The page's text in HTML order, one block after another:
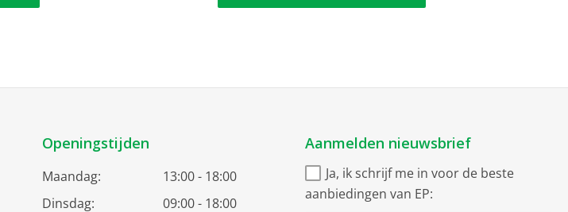
Openingstijden
Maandag:
13:00 - 18:00
Dinsdag:
09:00 - 18:00
Aanmelden nieuwsbrief
Ja, ik schrijf me in voor de beste
aanbiedingen van EP: